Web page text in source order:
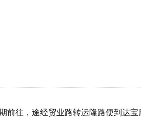
前往，途经贸业路转运隆路便到达宝